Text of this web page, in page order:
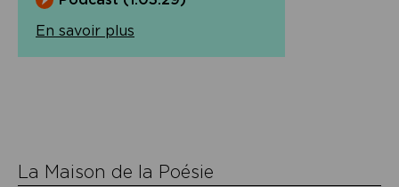
En savoir plus
La Maison de la Poésie